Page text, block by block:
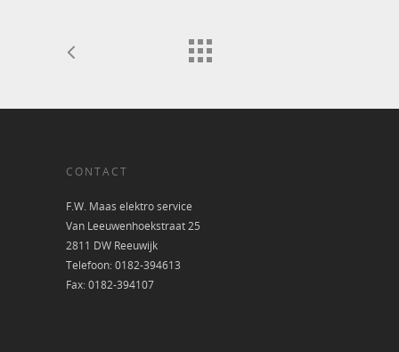
CONTACT
F.W. Maas elektro service
Van Leeuwenhoekstraat 25
2811 DW Reeuwijk
Telefoon: 0182-394613
Fax: 0182-394107